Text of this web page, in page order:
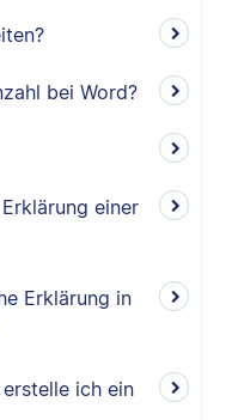
bei Word?
einer
Erklärung in
ich ein